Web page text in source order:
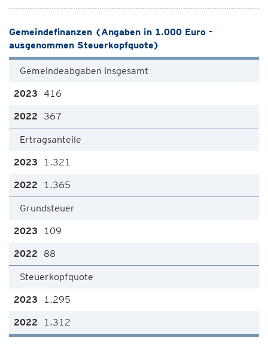
Gemeindefinanzen (Angaben in 1.000 Euro -
ausgenommen Steuerkopfquote)
Gemeindeabgaben insgesamt
416
367
Ertragsanteile
1.321
1.365
Grundsteuer
109
88
Steuerkopfquote
1.295
1.312